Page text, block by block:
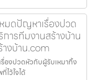
มดปัญหาเรื่องปวด
ารทีมงานสร้างบ้าน
างบ้าน.com
องปวดหัวกับผู้รับเหมาทิ้ง
ไว้ใจได้